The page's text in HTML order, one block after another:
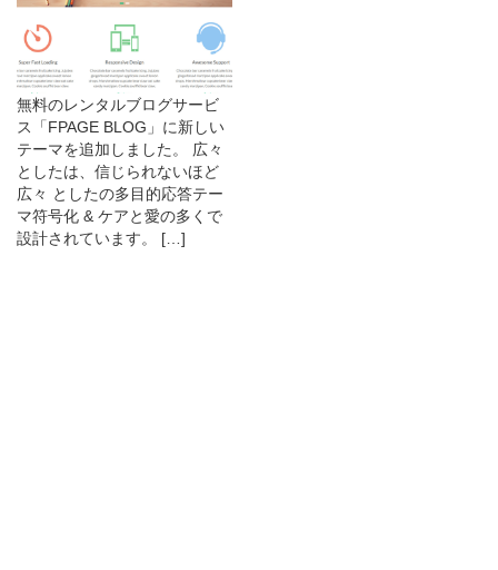
無料のレンタルブログサービ
ス「FPAGE BLOG」に新しい
テーマを追加しました。 広々
としたは、信じられないほど
広々 としたの多目的応答テー
マ符号化 & ケアと愛の多くで
設計されています。 […]